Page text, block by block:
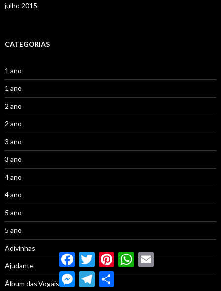
julho 2015
CATEGORIAS
1 ano
1 ano
2 ano
2 ano
3 ano
3 ano
4 ano
4 ano
5 ano
5 ano
Adivinhas
Ajudante
Álbum das Vogais
Facebook
TwitterPinterestWhatsApp
Email
MessengerTelegramCompartilhar